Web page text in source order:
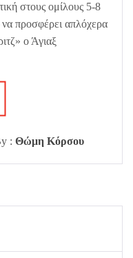
στους ομίλους 5-8
προσφέρει απλόχερα
ο Άγιαξ
: Θώμη Κόρσου